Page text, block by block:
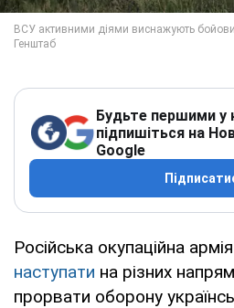
Будьте першими у
підпишіться на
Google
Російська окупаційна
наступати на різних
прорвати оборону